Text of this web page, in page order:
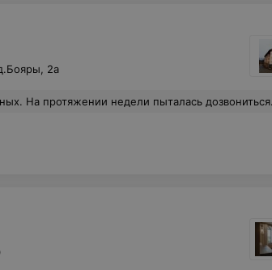
2а
до владельца усадьбы, он меня просто игнорировал и сбрасывал. Отношение к клиенту просто отвратительное и наплевательское!!